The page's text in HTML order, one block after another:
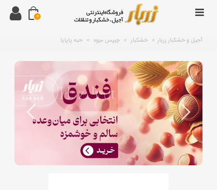
0
آجیل و خشکبار زربار > خشکبار > چیپس میوه > حبه پاپایا